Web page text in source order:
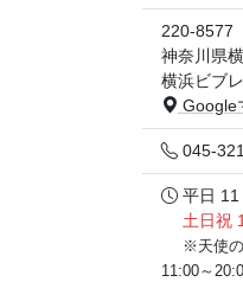
220-8577
神奈川県
横浜ビブ
Google
045-
平日
土日祝
※天使
11:00～